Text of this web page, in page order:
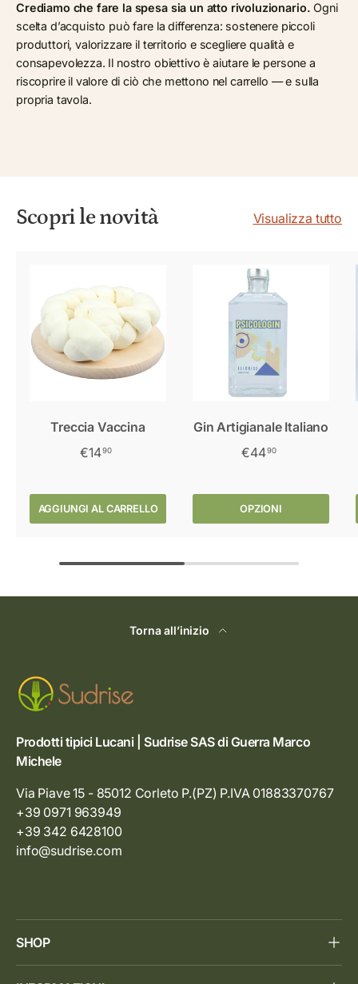
Crediamo che fare la spesa sia un atto rivoluzionario.Ogni
scelta d’acquisto può fare la differenza: sostenere piccoli
produttori, valorizzare il territorio e scegliere qualità e
consapevolezza. Il nostro obiettivo è aiutare le persone a
riscoprire il valore di ciò che mettono nel carrello — e sulla
propria tavola.
Scopri le novità Visualizza tutto
Treccia Vaccina
€1490
AGGIUNGI AL CARRELLO
Gin Artigianale Italiano
€4490
OPZIONI
Torna all’inizio
Prodotti tipici Lucani | Sudrise SAS di Guerra Marco
Michele
Via Piave 15 - 85012 Corleto P.(PZ) P.IVA 01883370767
+39 0971 963949
+39 342 6428100
info@sudrise.com
SHOP